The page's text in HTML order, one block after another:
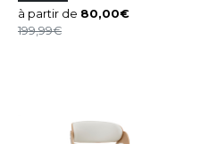
à partir de 80,00
199,99